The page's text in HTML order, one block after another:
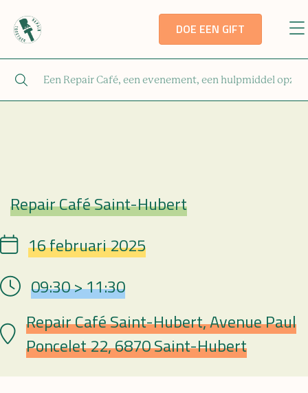
DOE EEN GIFT
Repair Café
Repair Café Saint-Hubert
Date 16 februari 2025
Hour 09:30 > 11:30
PlaatsRepair Café Saint-Hubert, Avenue Paul
Poncelet 22, 6870 Saint-Hubert